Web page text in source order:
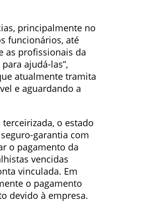
principalmente no
funcionários, até
as profissionais da
ajudá-las”,
atualmente tramita
e aguardando a
o estado
garantia com
o pagamento da
vencidas
vinculada. Em
o pagamento
devido à empresa.